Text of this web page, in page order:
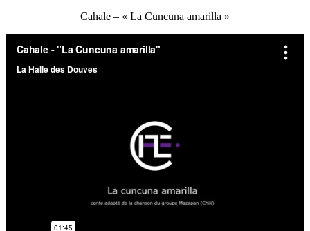
Cahale – « La Cuncuna amarilla »